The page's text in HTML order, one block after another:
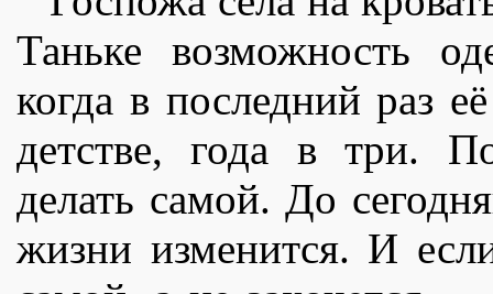
Таньке возможность
когда в последний раз
детстве, года в три.
делать самой. До
жизни изменится. И